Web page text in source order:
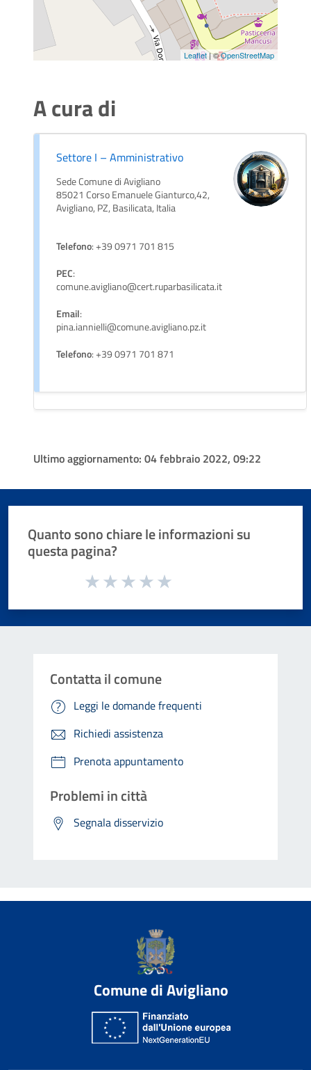
Leaflet| ©OpenStreetMap
A cura di
Settore I – Amministrativo
Sede Comune di Avigliano
85021 Corso Emanuele Gianturco,42,
Avigliano, PZ, Basilicata, Italia
Telefono: +39 0971 701 815
PEC:
comune.avigliano@cert.ruparbasilicata.it
Email:
pina.iannielli@comune.avigliano.pz.it
Telefono: +39 0971 701 871
Ultimo aggiornamento: 04 febbraio 2022, 09:22
Quanto sono chiare le informazioni su
questa pagina?
Valuta da 1 a 5 stelle la pagina
Contatta il comune
Leggi le domande frequenti
Richiedi assistenza
Prenota appuntamento
Problemi in città
Segnala disservizio
Comune di Avigliano